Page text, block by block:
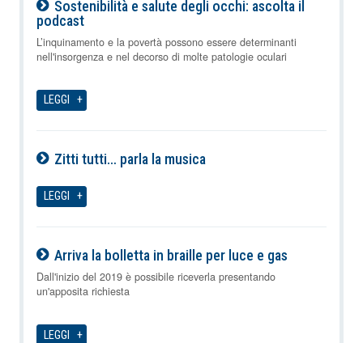
Sostenibilità e salute degli occhi: ascolta il
podcast
06-08-2026
L’inquinamento e la povertà possono essere determinanti
nell'insorgenza e nel decorso di molte patologie oculari
LEGGI
Zitti tutti… parla la musica
LEGGI
Arriva la bolletta in braille per luce e gas
06-08-2026
Dall'inizio del 2019 è possibile riceverla presentando
un'apposita richiesta
LEGGI